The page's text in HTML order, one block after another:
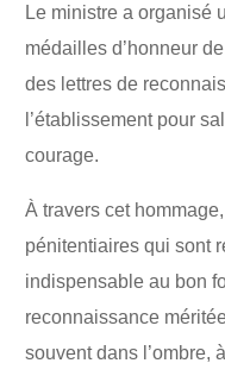
Le ministre a organisé
médailles d’honneur
des lettres de
l’établissement pour
courage.
À travers cet
pénitentiaires qui sont
indispensable au bon
reconnaissance
souvent dans l’ombre,